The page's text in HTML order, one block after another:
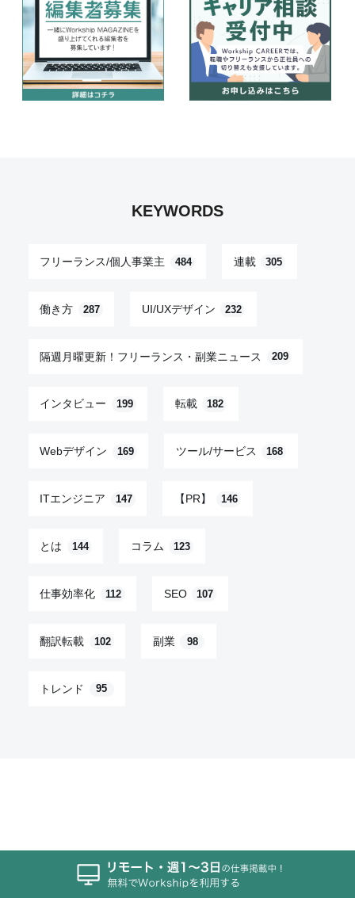
KEYWORDS
フリーランス/個人事業主 484 連載 305
働き方 287 UI/UXデザイン 232
隔週月曜更新！フリーランス・副業ニュース 209
インタビュー 199 転載 182
Webデザイン 169 ツール/サービス 168
ITエンジニア 147 【PR】 146
とは 144 コラム 123
仕事効率化 112 SEO 107
翻訳転載 102 副業 98
トレンド 95